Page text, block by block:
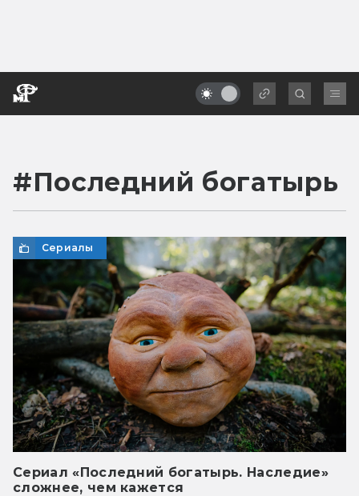
#Последний богатырь
Сериалы
Сериал «Последний богатырь. Наследие»
сложнее, чем кажется